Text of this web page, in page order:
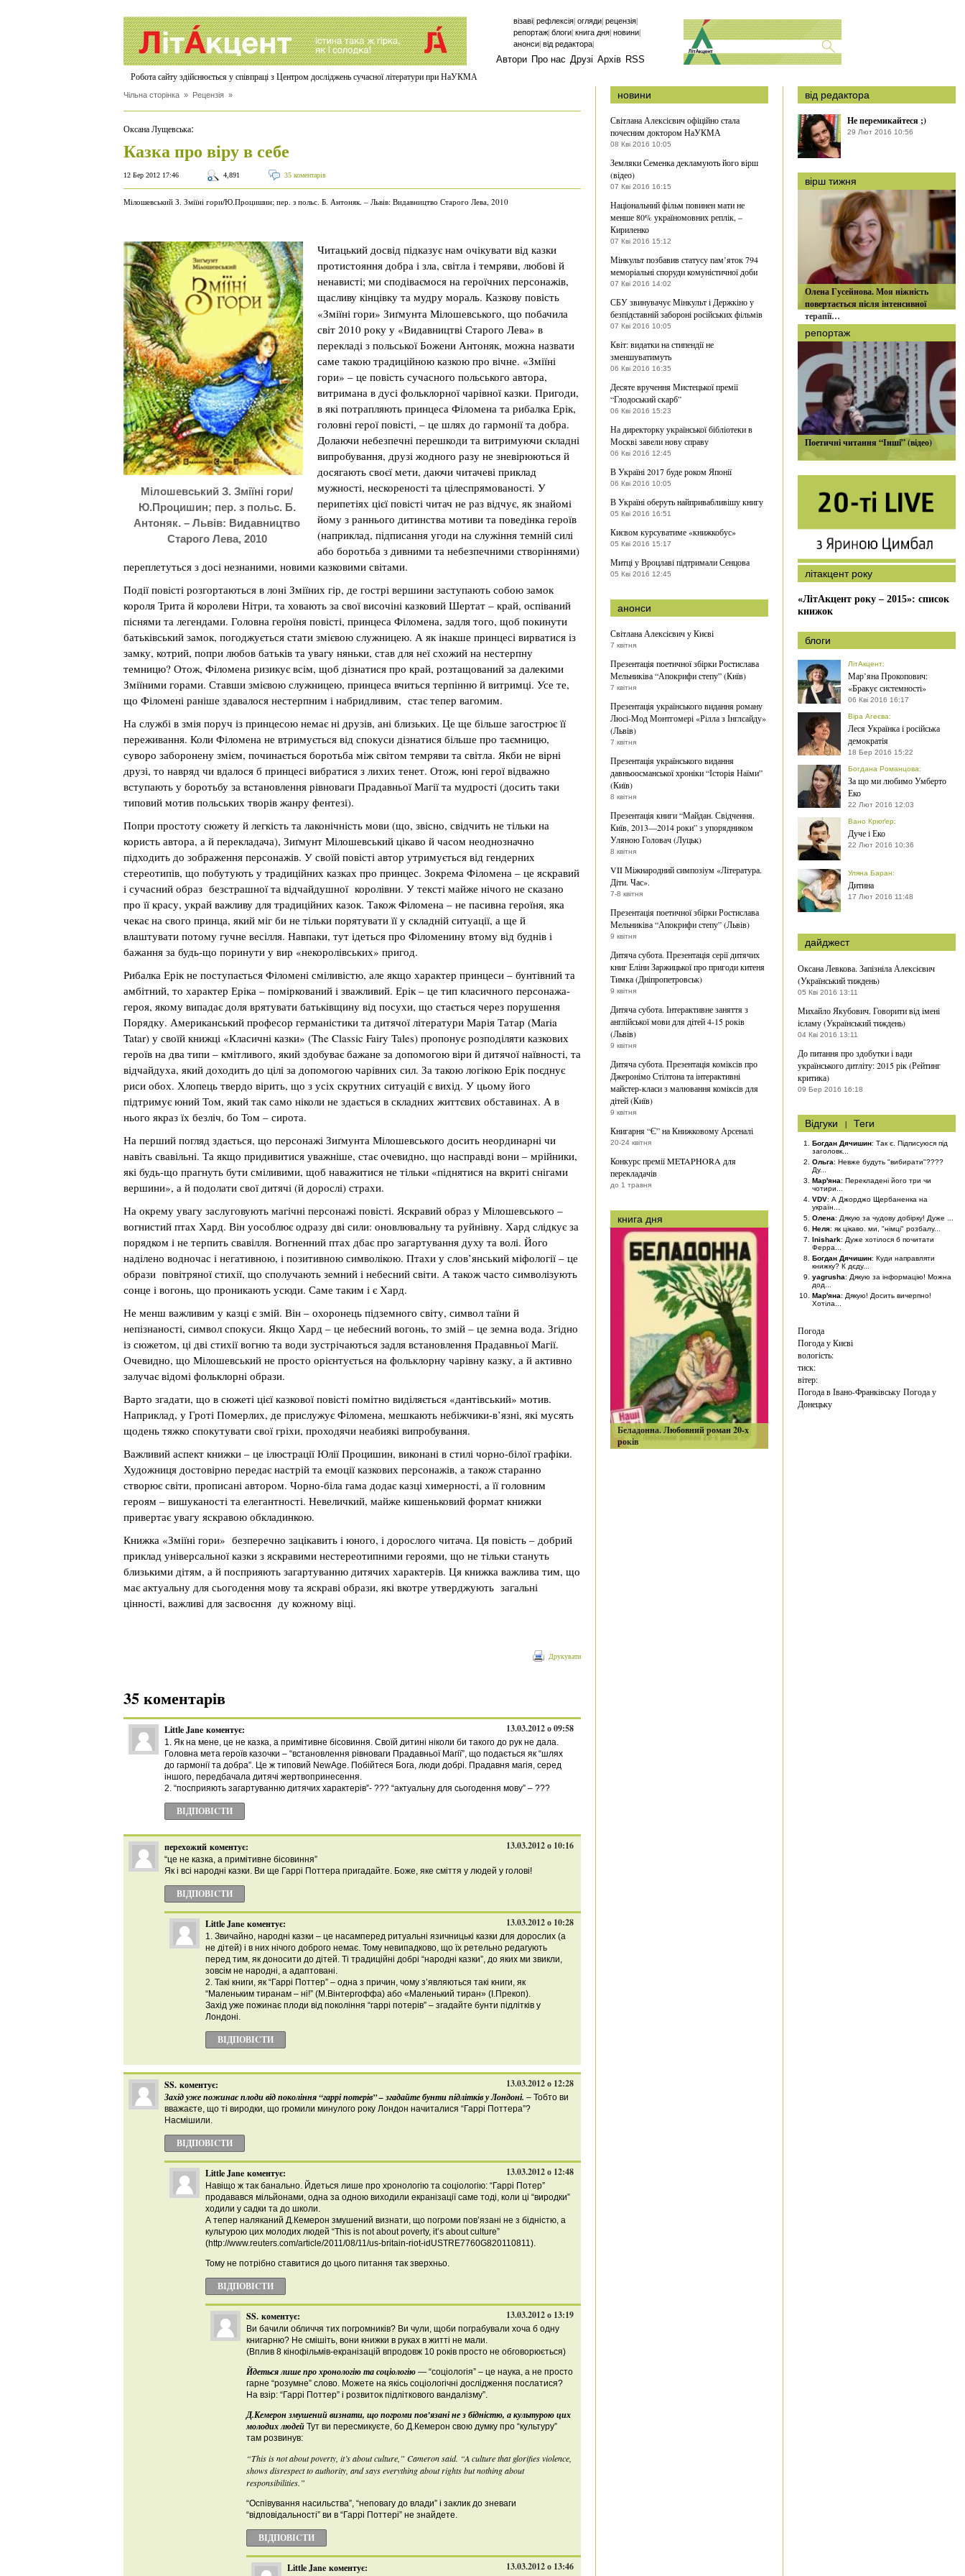
візаві| рефлексія| огляди| рецензія|
репортаж| блоги| книга дня| новини|
анонси| від редактора|
Автори Про нас Друзі Архів RSS
Робота сайту здійснюється у співпраці з Центром досліджень сучасної літератури при НаУКМА
Чільна сторінка » Рецензія »
Оксана Лущевська:
Казка про віру в себе
12 Бер 2012 17:46 4,891 35 коментарів
Мілошевський З. Зміїні гори/Ю.Процишин; пер. з польс. Б. Антоняк. – Львів: Видавництво Старого Лева, 2010
Мілошевський З. Зміїні гори/
Ю.Процишин; пер. з польс. Б.
Антоняк. – Львів: Видавництво
Старого Лева, 2010
Читацький досвід підказує нам очікувати від казки
протистояння добра і зла, світла і темряви, любові й
ненависті; ми сподіваємося на героїчних персонажів,
щасливу кінцівку та мудру мораль. Казкову повість
«Зміїні гори» Зиґмунта Мілошевського, що побачила
світ 2010 року у «Видавництві Старого Лева» в
перекладі з польської Божени Антоняк, можна назвати
саме такою традиційною казкою про вічне. «Зміїні
гори» – це повість сучасного польського автора,
витримана в дусі фольклорної чарівної казки. Пригоди,
в які потрапляють принцеса Філомена та рибалка Ерік,
головні герої повісті, – це шлях до гармонії та добра.
Долаючи небезпечні перешкоди та витримуючи складні
випробування, друзі жодного разу не зневірюються й
досягають своєї мети, даючи читачеві приклад
мужності, нескореності та цілеспрямованості. У
перипетіях цієї повісті читач не раз відчує, як знайомі
йому з раннього дитинства мотиви та поведінка героїв
(наприклад, підписання угоди на служіння темній силі
або боротьба з дивними та небезпечними створіннями)
переплетуться з досі незнаними, новими казковими світами.
Події повісті розгортаються в лоні Зміїних гір, де гострі вершини заступають собою замок
короля Трита й королеви Нітри, та ховають за свої височіні казковий Шертат – край, оспіваний
піснями та легендами. Головна героїня повісті, принцеса Філомена, задля того, щоб покинути
батьківський замок, погоджується стати змієвою служницею. А як інакше принцесі вирватися із
замку, котрий, попри любов батьків та увагу няньки, став для неї схожий на нестерпну
темницю? Отож, Філомена ризикує всім, щоб дізнатися про край, розтащований за далекими
Зміїними горами. Ставши змієвою служницею, принцеса вчиться терпінню й витримці. Усе те,
що Філомені раніше здавалося нестерпним і набридливим, стає тепер вагомим.
На службі в змія поруч із принцесою немає ні друзів, ані близьких. Це ще більше загострює її
переживання. Коли Філомена не втримується від спокуси дізнатися більше про таємницю,
суворо заборонену змієм, починається боротьба між світом темряви та світла. Якби не вірні
друзі, то навряд чи вдалося б принцесі вибратися з лихих тенет. Отож, юні герої відважно
вступають у боротьбу за встановлення рівноваги Прадавньої Магії та мудрості (досить таки
типовий мотив польських творів жанру фентезі).
Попри простоту сюжету й легкість та лаконічність мови (що, звісно, свідчить не тільки на
користь автора, а й перекладача), Зиґмунт Мілошевський цікаво й часом неоднозначно
підходить до зображення персонажів. У своїй повісті автор утримується від гендерних
стереотипів, що побутують у традиційних казках про принцес. Зокрема Філомена – це яскравий
і сучасний образ безстрашної та відчайдушної королівни. У тексті майже нічого не сказано
про її красу, украй важливу для традиційних казок. Також Філомена – не пасивна героїня, яка
чекає на свого принца, який міг би не тільки порятувати її у складній ситуації, а ще й
влаштувати потому гучне весілля. Навпаки, тут ідеться про Філоменину втому від буднів і
бажання за будь-що поринути у вир «некоролівських» пригод.
Рибалка Ерік не поступається Філомені сміливістю, але якщо характер принцеси – бунтівний та
амбітний, то характер Еріка – поміркований і зважливий. Ерік – це тип класичного персонажа-
героя, якому випадає доля врятувати батьківщину від посухи, що стається через порушення
Порядку. Американський професор германістики та дитячої літератури Марія Татар (Maria
Tatar) у своїй книжці «Класичні казки» (The Classic Fairy Tales) пропонує розподіляти казкових
героїв на два типи – кмітливого, який здобуває бажане за допомогою віри й дитячої наївності, та
відчайдуха, який доходить до цілі за допомогою чарівних сил. За такою логікою Ерік поєднує
риси обох. Хлопець твердо вірить, що з усіх скрутних ситуацій є вихід. У цьому його
підтримує юний Том, який так само ніколи не здається в складних життєвих обставинах. А в
нього якраз їх безліч, бо Том – сирота.
На перший погляд здається, що персонажі Зиґмунта Мілошевського досить неординарні чи
навіть свавільні. Та якщо придивитися уважніше, стає очевидно, що насправді вони – мрійники,
які будь-що прагнуть бути сміливими, щоб наважитися не тільки «піднятися на вкриті снігами
вершини», а й подолати свої дитячі (й дорослі) страхи.
На окрему увагу заслуговують магічні персонажі повісті. Яскравий образ у Мілошевського –
вогнистий птах Хард. Він уособлює одразу дві сили: оновлювальну та руйнівну. Хард слідкує за
порядком і не терпить свавілля. Вогненний птах дбає про загартування духу та волі. Його
наділено водночас і негативною, і позитивною символікою. Птахи у слов’янський міфології – це
образи повітряної стихії, що сполучають земний і небесний світи. А також часто символізують
сонце і вогонь, що проникають усюди. Саме таким і є Хард.
Не менш важливим у казці є змій. Він – охоронець підземного світу, символ таїни й
непізнаності, символ спокуси. Якщо Хард – це небесний вогонь, то змій – це земна вода. Згідно
із сюжетом, ці дві стихії вогню та води зустрічаються задля встановлення Прадавньої Магії.
Очевидно, що Мілошевський не просто орієнтується на фольклорну чарівну казку, а й активно
залучає відомі фольклорні образи.
Варто згадати, що в сюжеті цієї казкової повісті помітно виділяється «дантівський» мотив.
Наприклад, у Гроті Померлих, де прислужує Філомена, мешкають небіжчики-в’язні, які мусять
щодень тяжко спокутувати свої гріхи, проходячи неабиякі випробування.
Важливий аспект книжки – це ілюстрації Юлії Процишин, виконані в стилі чорно-білої графіки.
Художниця достовірно передає настрій та емоції казкових персонажів, а також старанно
створює світи, прописані автором. Чорно-біла гама додає казці химерності, а її головним
героям – вишуканості та елегантності. Невеличкий, майже кишеньковий формат книжки
привертає увагу яскравою обкладинкою.
Книжка «Зміїні гори» безперечно зацікавить і юного, і дорослого читача. Ця повість – добрий
приклад універсальної казки з яскравими нестереотипними героями, що не тільки стануть
близькими дітям, а й посприяють загартуванню дитячих характерів. Ця книжка важлива тим, що
має актуальну для сьогодення мову та яскраві образи, які вкотре утверджують загальні
цінності, важливі для засвоєння ду кожному віці.
Друкувати
35 коментарів
Little Jane коментує: 13.03.2012 о 09:58
1. Як на мене, це не казка, а примітивне бісовиння. Своїй дитині ніколи би такого до рук не дала.
Головна мета героїв казочки – “встановлення рівноваги Прадавньої Магії”, що подається як “шлях
до гармонії та добра”. Це ж типовий NewAge. Побійтеся Бога, люди добрі. Прадавня магія, серед
іншого, передбачала дитячі жертвопринесення.
2. “посприяють загартуванню дитячих характерів”- ??? “актуальну для сьогодення мову” – ???
ВІДПОВІCТИ
перехожий коментує: 13.03.2012 о 10:16
“це не казка, а примітивне бісовиння”
Як і всі народні казки. Ви ще Гаррі Поттера пригадайте. Боже, яке сміття у людей у голові!
ВІДПОВІCТИ
Little Jane коментує: 13.03.2012 о 10:28
1. Звичайно, народні казки – це насамперед ритуальні язичницькі казки для дорослих (а
не дітей) і в них нічого доброго немає. Тому невипадково, що їх ретельно редагують
перед тим, як доносити до дітей. Ті традиційні добрі “народні казки”, до яких ми звикли,
зовсім не народні, а адаптовані.
2. Такі книги, як “Гаррі Поттер” – одна з причин, чому з’являються такі книги, як
“Маленьким тиранам – ні!” (М.Вінтергоффа) або «Маленький тиран» (І.Прекоп).
Захід уже пожинає плоди від покоління “гаррі потерів” – згадайте бунти підлітків у
Лондоні.
ВІДПОВІCТИ
SS. коментує:
13.03.2012 о 12:28
Захід уже пожинає плоди від покоління “гаррі потерів” – згадайте бунти підлітків у Лондоні. – Тобто ви
вважаєте, що ті виродки, що громили минулого року Лондон начиталися “Гаррі Поттера”?
Насмішили.
ВІДПОВІCТИ
Little Jane коментує: 13.03.2012 о 12:48
Навіщо ж так банально. Йдеться лише про хронологію та соціологію: “Гаррі Потер”
продавався мільйонами, одна за одною виходили екранізації саме тоді, коли ці “виродки”
ходили у садки та до школи.
А тепер наляканий Д.Кемерон змушений визнати, що погроми пов’язані не з бідністю, а
культурою цих молодих людей “This is not about poverty, it’s about culture”
(http://www.reuters.com/article/2011/08/11/us-britain-riot-idUSTRE7760G820110811).
Тому не потрібно ставитися до цього питання так зверхньо.
ВІДПОВІCТИ
SS. коментує: 13.03.2012 о 13:19
Ви бачили обличчя тих погромників? Ви чули, щоби пограбували хоча б одну
книгарню? Не смішіть, вони книжки в руках в житті не мали.
(Вплив 8 кінофільмів-екранізацій впродовж 10 років просто не обговорюється)
Йдеться лише про хронологію та соціологію — “соціологія” – це наука, а не просто
гарне “розумне” слово. Можете на якісь соціологічні дослідження послатися?
На взір: “Гаррі Поттер” і розвиток підліткового вандалізму”.
Д.Кемерон змушений визнати, що погроми пов’язані не з бідністю, а культурою цих
молодих людей Тут ви пересмикуєте, бо Д.Кемерон свою думку про “культуру”
там розвинув:
“This is not about poverty, it’s about culture,” Cameron said. “A culture that glorifies violence,
shows disrespect to authority, and says everything about rights but nothing about
responsibilities.”
“Оспівування насильства”, “неповагу до влади” і заклик до зневаги
“відповідальності” ви в “Гаррі Поттері” не знайдете.
ВІДПОВІCТИ
Little Jane коментує: 13.03.2012 о 13:46
новини
Світлана Алексієвич офіційно стала
почесним доктором НаУКМА
08 Кві 2016 10:05
Земляки Семенка декламують його вірш
(відео)
07 Кві 2016 16:15
Національний фільм повинен мати не
менше 80% україномовних реплік, –
Кириленко
07 Кві 2016 15:12
Мінкульт позбавив статусу пам’яток 794
меморіальні споруди комуністичної доби
07 Кві 2016 14:02
СБУ звинувачує Мінкульт і Держкіно у
безпідставній забороні російських фільмів
07 Кві 2016 10:05
Квіт: видатки на стипендії не
зменшуватимуть
06 Кві 2016 16:35
Десяте вручення Мистецької премії
“Глодоський скарб”
06 Кві 2016 15:23
На директорку української бібліотеки в
Москві завели нову справу
06 Кві 2016 12:45
В Україні 2017 буде роком Японії
06 Кві 2016 10:05
В Україні оберуть найпривабливішу книгу
05 Кві 2016 16:51
Києвом курсуватиме «книжкобус»
05 Кві 2016 15:17
Митці у Вроцлаві підтримали Сенцова
05 Кві 2016 12:45
анонси
Світлана Алексієвич у Києві
7 квітня
Презентація поетичної збірки Ростислава
Мельниківа “Апокрифи степу” (Київ)
7 квітня
Презентація українського видання роману
Люсі-Мод Монтгомері «Рілла з Інглсайду»
(Львів)
7 квітня
Презентація українського видання
давньоосманської хроніки “Історія Наїми”
(Київ)
8 квітня
Презентація книги “Майдан. Свідчення.
Київ, 2013—2014 роки” з упорядником
Уляною Головач (Луцьк)
8 квітня
VII Міжнародний симпозіум «Література.
Діти. Час».
7-8 квітня
Презентація поетичної збірки Ростислава
Мельниківа “Апокрифи степу” (Львів)
9 квітня
Дитяча субота. Презентація серії дитячих
книг Еліни Заржицької про пригоди китеня
Тимка (Дніпропетровськ)
9 квітня
Дитяча субота. Інтерактивне заняття з
англійської мови для дітей 4-15 років
(Львів)
9 квітня
Дитяча субота. Презентація коміксів про
Джеронімо Стілтона та інтерактивні
майстер-класи з малювання коміксів для
дітей (Київ)
9 квітня
Книгарня “Є” на Книжковому Арсеналі
20-24 квітня
Конкурс премії METAPHORA для
перекладачів
до 1 травня
книга дня
Беладонна. Любовний роман 20-х
років
від редактора
Не перемикайтеся ;)
29 Лют 2016 10:56
вірш тижня
Олена Гусейнова. Моя ніжність
повертається після інтенсивної
терапії…
репортаж
Поетичні читання “Інші” (відео)
літакцент року
«ЛітАкцент року – 2015»: список
книжок
блоги
ЛітАкцент:
Мар’яна Прокопович:
«Бракує системності»
06 Кві 2016 16:17
Віра Агеєва:
Леся Українка і російська
демократія
18 Бер 2016 15:22
Богдана Романцова:
За що ми любимо Умберто
Еко
22 Лют 2016 12:03
Вано Крюґер:
Дуче і Еко
22 Лют 2016 10:36
Уляна Баран:
Дитина
17 Лют 2016 11:48
дайджест
Оксана Левкова. Запізніла Алексієвич
(Український тиждень)
05 Кві 2016 13:11
Михайло Якубович. Говорити від імені
ісламу (Український тиждень)
04 Кві 2016 13:11
До питання про здобутки і вади
українського дитліту: 2015 рік (Рейтинг
критика)
09 Бер 2016 16:18
Відгуки | Теги
Богдан Дячишин: Так є. Підписуюся під
заголовк...
Ольга: Невже будуть "вибирати"????
Ду...
Мар'яна: Перекладені його три чи
чотири...
VDV: А Джорджо Щербаненка на
україн...
Олена: Дякую за чудову добірку! Дуже ...
Неля: як цікаво. ми, "німці" розбалу...
Inishark: Дуже хотілося б почитати
Ферра...
Богдан Дячишин: Куди направляти
книжку? К дєду...
yagrusha: Дякую за інформацію! Можна
дод...
Мар'яна: Дякую! Досить вичерпно!
Хотіла...
Погода
Погода уКиєві
вологість:
тиск:
вітер:
Погода в Івано-Франківську Погода у
Донецьку